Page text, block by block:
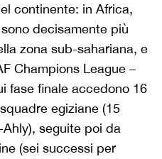
continente: in Africa,
decisamente più
zona sub-sahariana, e
Champions League –
fase finale accedono 16
egiziane (15
seguite poi da
(sei successi per